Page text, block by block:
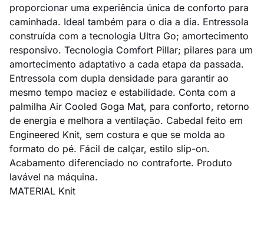
proporcionar uma experiência única de conforto para
caminhada. Ideal também para o dia a dia. Entressola
construída com a tecnologia Ultra Go; amortecimento
responsivo. Tecnologia Comfort Pillar; pilares para um
amortecimento adaptativo a cada etapa da passada.
Entressola com dupla densidade para garantir ao
mesmo tempo maciez e estabilidade. Conta com a
palmilha Air Cooled Goga Mat, para conforto, retorno
de energia e melhora a ventilação. Cabedal feito em
Engineered Knit, sem costura e que se molda ao
formato do pé. Fácil de calçar, estilo slip-on.
Acabamento diferenciado no contraforte. Produto
lavável na máquina.
MATERIAL Knit